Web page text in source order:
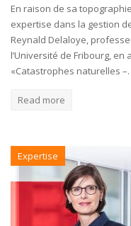
En raison de sa
expertise dans la gestion
Reynald Delaloye,
l’Université de Fribourg,
«Catastrophes naturelles
Read more
Expertise